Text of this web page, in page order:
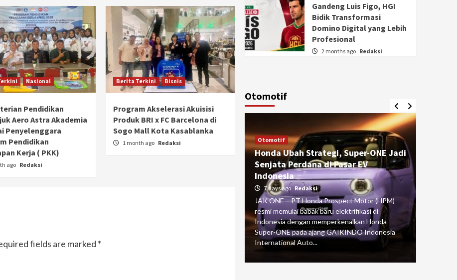
Nasional
Pendidikan
Aero Astra Akademia
Penyelenggara
Pendidikan
Kerja ( PKK)
ago Redaksi
Berita Terkini Bisnis
Program Akselerasi Akuisisi
Produk BRI x FC Barcelona di
Sogo Mall Kota Kasablanka
1 month ago Redaksi
fields are marked *
Gandeng Luis Figo, HGI
Bidik Transformasi
Domino Digital yang Lebih
Profesional
2 months ago Redaksi
Otomotif
livery paling...
Otomotif
Honda Ubah Strategi, Super-ONE Jadi
Senjata Perdana di Pasar EV
Indonesia
7 days ago Redaksi
JAK ONE – PT Honda Prospect Motor (HPM)
resmi memulai babak baru elektrifikasi di
Indonesia dengan memperkenalkan Honda
Super-ONE pada ajang GAIKINDO Indonesia
International Auto...